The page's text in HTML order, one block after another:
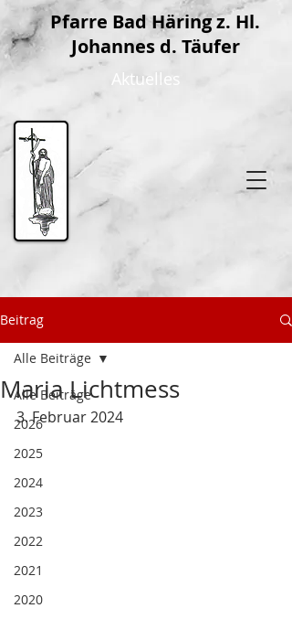
Pfarre Bad Häring z. Hl.
Johannes d. Täufer
Aktuelles
Beitrag
Alle Beiträge
2026
2025
2024
2023
2022
2021
2020
Alle Beiträge
Maria Lichtmess
3. Februar 2024